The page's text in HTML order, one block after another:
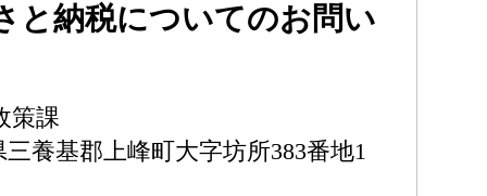
納税についてのお問い
課
養基郡上峰町大字坊所383番地1